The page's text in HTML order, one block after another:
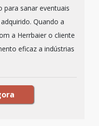
sanar eventuais
Quando a
a Herrbaier o cliente
eficaz a indústrias